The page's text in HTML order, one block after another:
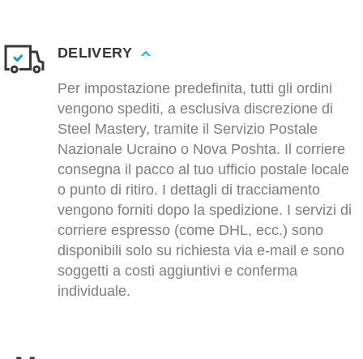
DELIVERY
Per impostazione predefinita, tutti gli ordini
vengono spediti, a esclusiva discrezione di
Steel Mastery, tramite il Servizio Postale
Nazionale Ucraino o Nova Poshta. Il corriere
consegna il pacco al tuo ufficio postale locale
o punto di ritiro. I dettagli di tracciamento
vengono forniti dopo la spedizione. I servizi di
corriere espresso (come DHL, ecc.) sono
disponibili solo su richiesta via e-mail e sono
soggetti a costi aggiuntivi e conferma
individuale.